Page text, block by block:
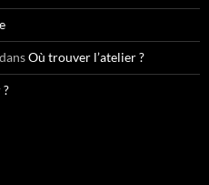
dansOù trouver l’atelier ?